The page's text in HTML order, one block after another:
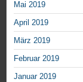
Mai 2019
April 2019
März 2019
Februar 2019
Januar 2019